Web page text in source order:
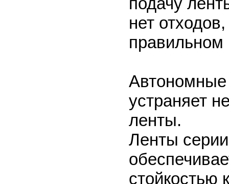
нет
правильном
Автономные
устраняет
ленты.
Ленты
стойкостью